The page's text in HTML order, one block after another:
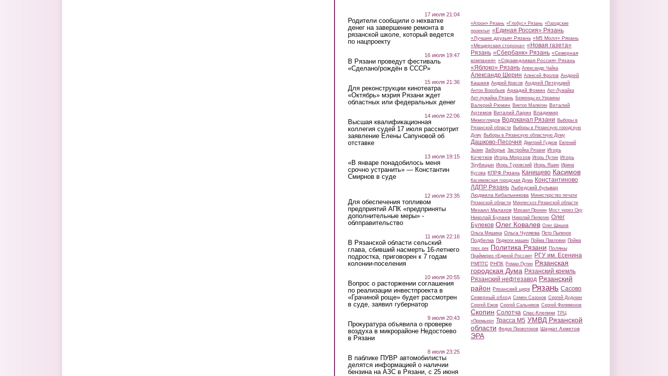
17 июля 21:04
Родители сообщили о нехватке
денег на завершение ремонта в
рязанской школе, который ведется
по нацпроекту
16 июля 19:47
В Рязани проведут фестиваль
«Сделано/рождён в СССР»
15 июля 21:36
Для реконструкции кинотеатра
«Октябрь» мэрия Рязани ждет
областных или федеральных денег
14 июля 22:06
Высшая квалификационная
коллегия судей 17 июля рассмотрит
заявление Елены Сапуновой об
отставке
13 июля 19:15
«В январе понадобилось меня
срочно устранить» — Константин
Смирнов в суде
12 июля 23:35
Для обеспечения топливом
предприятий АПК «предприняты
дополнительные меры» -
облправительство
11 июля 22:16
В Рязанской области сельский
глава, сбивший насмерть 16-летнего
подростка, приговорен к 7 годам
колонии-поселения
10 июля 20:55
Вопрос о расторжении соглашения
по реализации инвестпроекта в
«Грачиной роще» будет рассмотрен
в суде, заявил губернатор
9 июля 20:43
Прокуратура объявила о проверке
воздуха в микрорайоне Недостоево
в Рязани
8 июля 23:25
В паблике ПУВР автомобилисты
делятся информацией о наличии
бензина на АЗС в Рязани, с 25 июня
«Атрон» Рязань «Глобус» Рязань «Городские
проекты» «Единая Россия» Рязань
«Лучшие друзья» Рязань «М5 Молл» Рязань
«Мещерская сторона» «Новая газета»
Рязань «Сбербанк» Рязань «Северная
компания» «Справедливая Россия» Рязань
«Яблоко» Рязань Александр Чайка
Александр Шерин Алексей Фролов Андрей
Кашаев Андрей Красов Андрей Петруцкий
Антон Воробьев Аркадий Фомин Арт-Лужайка
Арт-лужайка Рязань Беженцы из Украины
Валерий Рюмин Виктор Малюгин Виталий
Артемов Виталий Ларин Владимир
Мимоглядов Водоканал Рязани Выборы в
Рязанской области Выборы в Рязанскую городскую
Думу Выборы в Рязанскую областную Думу
Дашково-Песочня Дмитрий Гудков Евгений
Зызин Заборье Застройка Рязани Игорь
Кочетков Игорь Морозов Игорь Путин Игорь
Трубицын Игорь Туровский Игорь Яшин Ирина
Кусова КПРФ Рязань Канищево Касимов
Касимовская городская Дума Константиново
ЛДПР Рязань Лыбедский бульвар
Людмила Кибальникова Министерство печати
Рязанской области Минлесхоз Рязанской области
Михаил Малахов Михаил Пронин Мост через Оку
Николай Булаев Николай Пилюгин Олег
Булеков Олег Ковалев Олег Шишов
Ольга Мишина Ольга Чуляева Петр Пыленок
Подбелка Поджоги машин Пойма Павловки Пойма
трех рек Политика Рязани Поляны
Праймериз «Единой России» РГУ им. Есенина
РМПТС РНПК Роман Путин Рязанская
городская Дума Рязанский кремль
Рязанский нефтезавод Рязанский
район Рязанский цирк Рязань Сасово
Северный обход Семен Сазонов Сергей Дудукин
Сергей Ежов Сергей Сальников Сергей Филимонов
Скопин Солотча Спас-Клепики ТРЦ
«Премьер» Трасса М5 УМВД Рязанской
области Федор Провоторов Шаукат Ахметов
ЭРА